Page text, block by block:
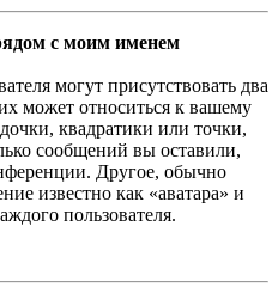
с моим именем
могут присутствовать два
может относиться к вашему
квадратики или точки,
сообщений вы оставили,
Другое, обычно
известно как «аватара» и
пользователя.